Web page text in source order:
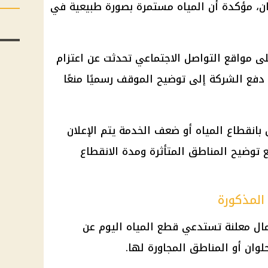
مؤكدة أن المياه مستمرة بصورة طبيعية في
مواقع التواصل الاجتماعي تحدثت عن اعتزام
الشركة إلى توضيح الموقف رسميًا منعًا
المياه أو ضعف الخدمة يتم الإعلان
المناطق المتأثرة ومدة الانقطاع
معلنة تستدعي قطع المياه اليوم عن
أو المناطق المجاورة لها.